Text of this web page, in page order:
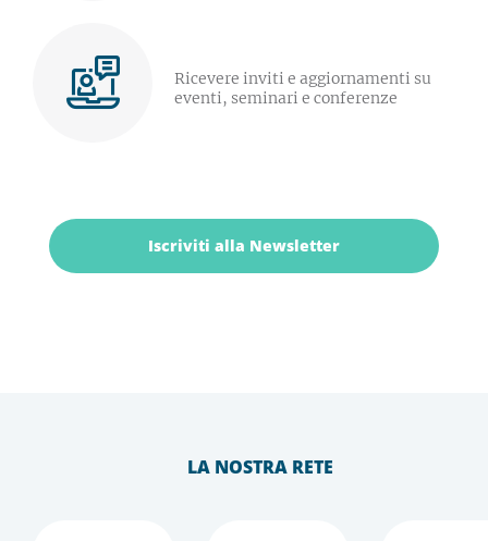
Ricevere inviti e aggiornamenti su
eventi, seminari e conferenze
Iscriviti alla Newsletter
LA NOSTRA RETE